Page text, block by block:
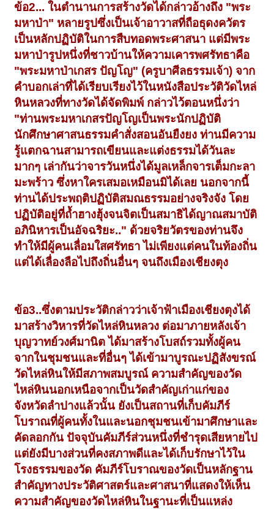
ข้อ2... ในตำนานการสร้างวัดได้กล่าวอ้างถึง "พระ
มหาป่า" หลายรูปซึ่งเป็นเจ้าอาวาสที่ถือธุดงควัตร
เป็นหลักปฏิบัติในการสืบทอดพระศาสนา แต่มีพระ
มหาป่ารูปหนึ่งที่ชาวบ้านให้ความเคารพศรัทธาคือ
"พระมหาป่าเกสร ปัญโญ" (ครูบาศีลธรรมเจ้า) จาก
คำบอกเล่าที่ได้เรียบเรียงไว้ในหนังสือประวัติวัดไหล่
หินหลวงที่ทางวัดได้จัดพิมพ์ กล่าวไว้ตอนหนึ่งว่า
"ท่านพระมหาเกสรปัญโญเป็นพระนักปฏิบัติ
นักศึกษาศาสนธรรมคำสั่งสอนอันยืงยง ท่านมีความ
รู้แตกฉานสามารถเขียนและแต่งธรรมได้วันละ
มากๆ เล่ากันว่าจารวันหนึ่งได้มูลเหล็กจารเต็มกะลา
มะพร้าว ซึ่งหาใครเสมอเหมือนมิได้เลย นอกจากนี้
ท่านได้ประพฤติปฏิบัติสมณธรรมอย่างจริงจัง โดย
ปฏิบัติอยู่ที่ถ้ำฮางฮุ้งจนจิตเป็นสมาธิได้ญาณสมาบัติ
อภินิหารเป็นอัจฉริยะ.." ด้วยจริยวัตรของท่านจึง
ทำให้มีผู้คนเลื่อมใสศรัทธา ไม่เพียงแต่คนในท้องถิ่น
แต่ได้เลื่องลือไปถึงถิ่นอื่นๆ จนถึงเมืองเชียงตุง
ข้อ3..ซึ่งตามประวัติกล่าวว่าเจ้าฟ้าเมืองเชียงตุงได้
มาสร้างวิหารที่วัดไหล่หินหลวง ต่อมาภายหลังเจ้า
บุญวาทย์วงศ์มานิต ได้มาสร้างโบสถ์รวมทั้งผู้คน
จากในชุมชนและที่อื่นๆ ได้เข้ามาบูรณะปฏิสังขรณ์
วัดไหล่หินให้มีสภาพสมบูรณ์ ความสำคัญของวัด
ไหล่หินนอกเหนือจากเป็นวัดสำคัญเก่าแก่ของ
จังหวัดลำปางแล้วนั้น ยังเป็นสถานที่เก็บคัมภีร์
โบราณที่ผู้คนทั้งในและนอกชุมชนเข้ามาศึกษาและ
คัดลอกกัน ปัจจุบันคัมภีร์ส่วนหนึ่งที่ชำรุดเสียหายไป
แต่ยังมีบางส่วนที่คงสภาพดีและได้เก็บรักษาไว้ใน
โรงธรรมของวัด คัมภีร์โบราณของวัดเป็นหลักฐาน
สำคัญทางประวัติศาสตร์และศาสนาที่แสดงให้เห็น
ความสำคัญของวัดไหล่หินในฐานะที่เป็นแหล่ง